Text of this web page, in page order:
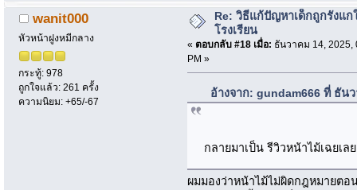
wanit000
หัวหน้าฝูงหมีกลาง
กระทู้: 978
ถูกใจแล้ว: 261 ครั้ง
ความนิยม: +65/-67
Re: วิธีแก้ปัญหาเด็กถูกรังแก
โรงเรียน
« ตอบกลับ #18 เมื่อ: ธันวาคม 14, 2025,
PM »
อ้างจาก: gundam666 ที่ ธัน
กลายมาเป็น รีวิวหน้าไม้เฉยเล
ผมมองว่าหน้าไม้ไม่ผิดกฎหมายตอ